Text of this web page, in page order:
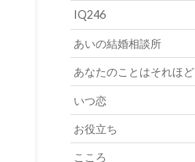
IQ246
あいの結婚相談所
あなたのことはそれほど
いつ恋
お役立ち
こころ